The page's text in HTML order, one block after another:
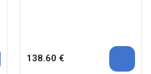
138.60 €